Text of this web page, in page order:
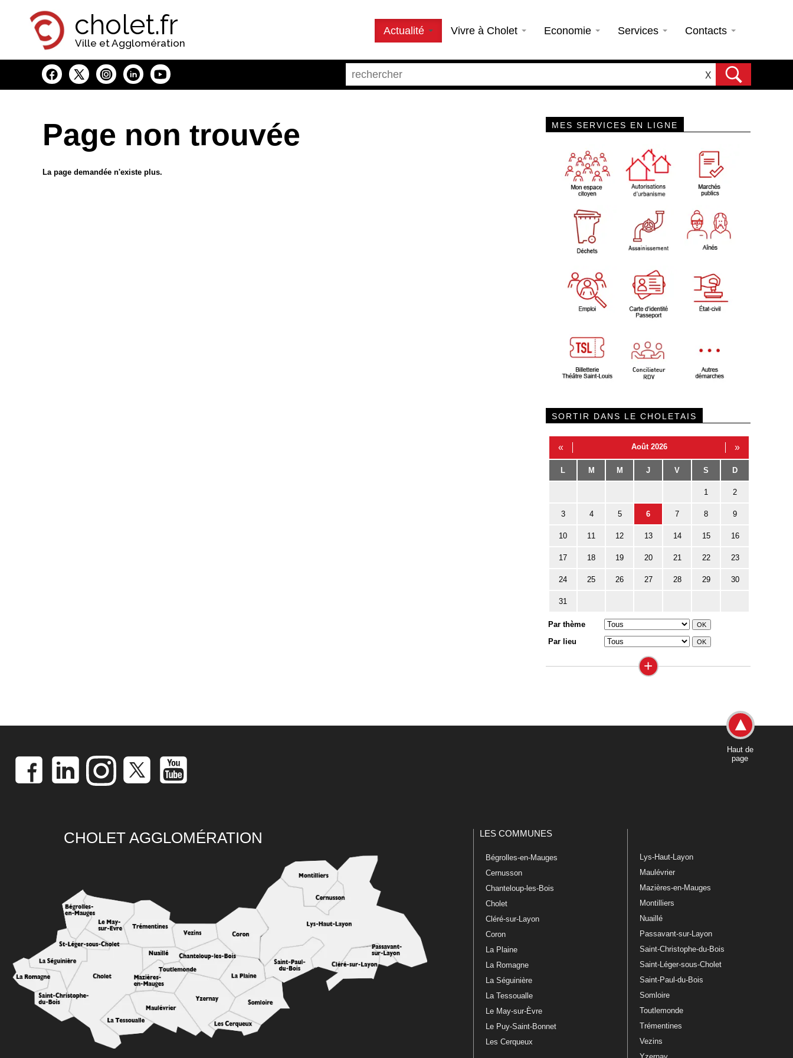
cholet.fr
Ville et Agglomération
Actualité Vivre à Cholet Economie Services Contacts
X
Page non trouvée
La page demandée n'existe plus.
MES SERVICES EN LIGNE
SORTIR DANS LE CHOLETAIS
« Août 2026 »
L M M J V S D
1 2
3 4 5 6 7 8 9
10 11 12 13 14 15 16
17 18 19 20 21 22 23
24 25 26 27 28 29 30
31
Par thème
Par lieu
+
Haut de
page
CHOLET AGGLOMÉRATION LES COMMUNES
Bégrolles-en-Mauges
Cernusson
Chanteloup-les-Bois
Cholet
Cléré-sur-Layon
Coron
La Plaine
La Romagne
La Séguinière
La Tessoualle
Le May-sur-Èvre
Le Puy-Saint-Bonnet
Les Cerqueux
Lys-Haut-Layon
Maulévrier
Mazières-en-Mauges
Montilliers
Nuaillé
Passavant-sur-Layon
Saint-Christophe-du-Bois
Saint-Léger-sous-Cholet
Saint-Paul-du-Bois
Somloire
Toutlemonde
Trémentines
Vezins